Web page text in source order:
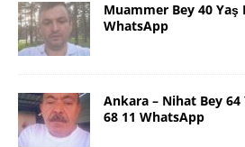
Muammer Bey 40 Yaş
WhatsApp
Ankara – Nihat Bey 64
68 11 WhatsApp